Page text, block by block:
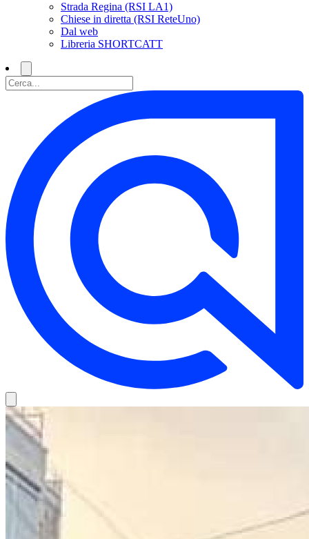
Strada Regina (RSI LA1)
Chiese in diretta (RSI ReteUno)
Dal web
Libreria SHORTCATT